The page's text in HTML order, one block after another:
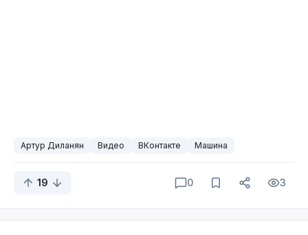
Артур Диланян Видео ВКонтакте Машина
19 0 3